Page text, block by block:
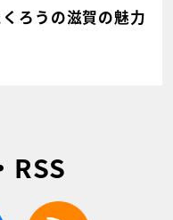
ろうの滋賀の魅力
RSS
facebook